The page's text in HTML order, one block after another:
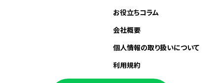
お役立ちコラム
会社概要
個人情報の取り扱いについて
利用規約